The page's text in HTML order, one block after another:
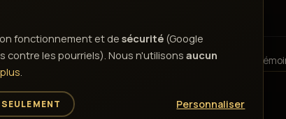
d'auteur & responsabilitéPolitique de témoins Gérer les
fête depuis 1980
fonctionnement et desécurité (Google
contre les pourriels). Nous n'utilisonsaucun
Personnaliser